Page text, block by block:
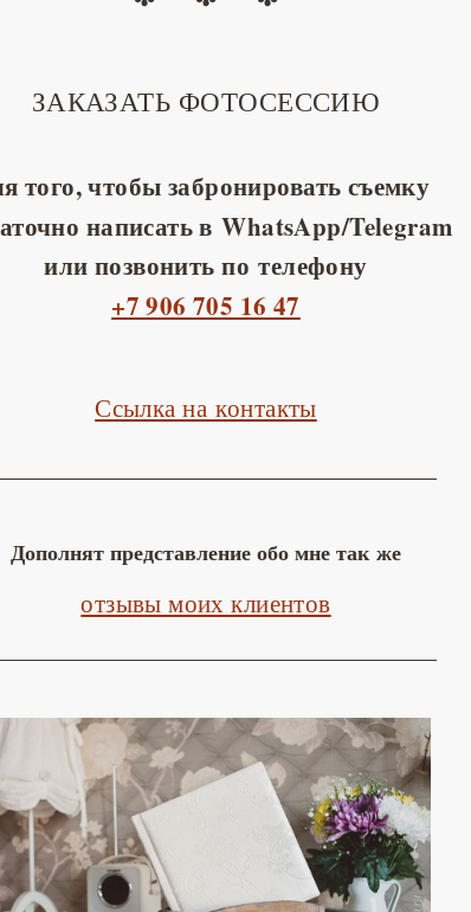
ЗАКАЗАТЬ ФОТОСЕССИЮ
того, чтобы забронировать съемку
написать в WhatsApp/Telegram
или позвонить по телефону
+7 906 705 16 47
Ссылка на контакты
Дополнят представление обо мне так же
отзывы моих клиентов